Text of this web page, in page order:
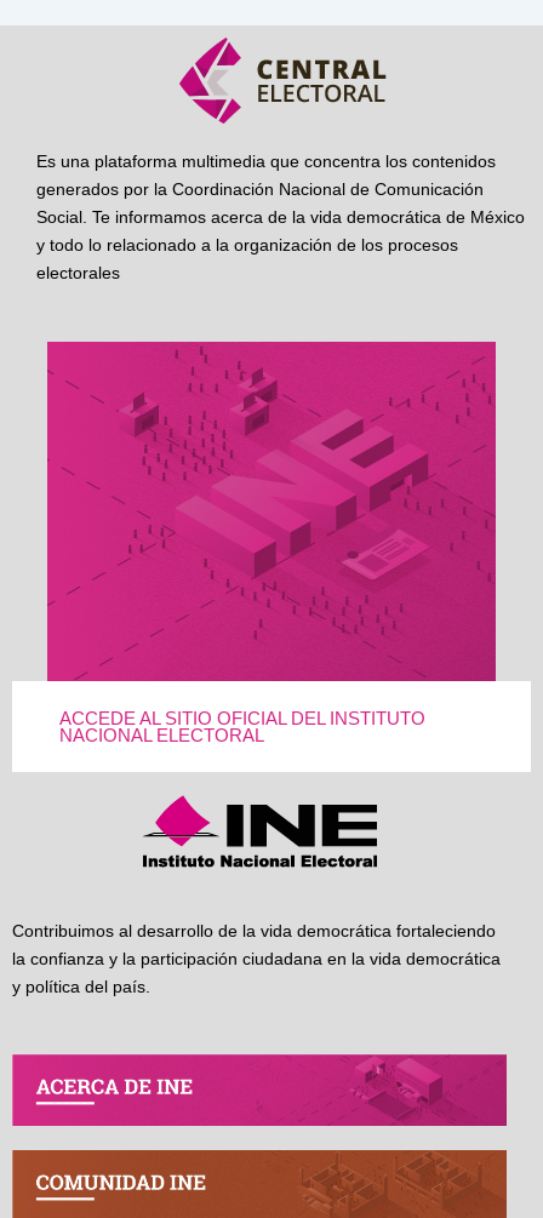
Es una plataforma multimedia que concentra los contenidos
generados por la Coordinación Nacional de Comunicación
Social. Te informamos acerca de la vida democrática de México
y todo lo relacionado a la organización de los procesos
electorales
ACCEDE AL SITIO OFICIAL DEL INSTITUTO
NACIONAL ELECTORAL
Contribuimos al desarrollo de la vida democrática fortaleciendo
la confianza y la participación ciudadana en la vida democrática
y política del país.